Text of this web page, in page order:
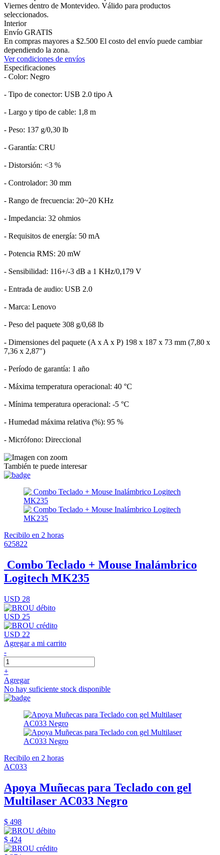
Viernes dentro de Montevideo. Válido para productos
seleccionados.
Interior
Envío GRATIS
En compras mayores a $2.500 El costo del envío puede cambiar
dependiendo la zona.
Ver condiciones de envíos
Especificaciones
- Color: Negro
- Tipo de conector: USB 2.0 tipo A
- Largo y tipo de cable: 1,8 m
- Peso: 137 g/0,30 lb
- Garantía: CRU
- Distorsión: <3 %
- Controlador: 30 mm
- Rango de frecuencia: 20~20 KHz
- Impedancia: 32 ohmios
- Requisitos de energía: 50 mA
- Potencia RMS: 20 mW
- Sensibilidad: 116+/-3 dB a 1 KHz/0,179 V
- Entrada de audio: USB 2.0
- Marca: Lenovo
- Peso del paquete 308 g/0,68 lb
- Dimensiones del paquete (A x A x P) 198 x 187 x 73 mm (7,80 x
7,36 x 2,87")
- Período de garantía: 1 año
- Máxima temperatura operacional: 40 °C
- Mínima temperatura operacional: -5 °C
- Humedad máxima relativa (%): 95 %
- Micrófono: Direccional
También te puede interesar
Recibilo en 2 horas
625822
Combo Teclado + Mouse Inalámbrico
Logitech MK235
USD 28
USD 25
USD 22
Agregar a mi carrito
-
+
Agregar
No hay suficiente stock disponible
Recibilo en 2 horas
AC033
Apoya Muñecas para Teclado con gel
Multilaser AC033 Negro
$ 498
$ 424